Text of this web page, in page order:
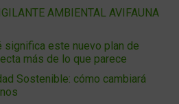
AMBIENTAL AVIFAUNA
significa este nuevo plan de
más de lo que parece
Sostenible: cómo cambiará